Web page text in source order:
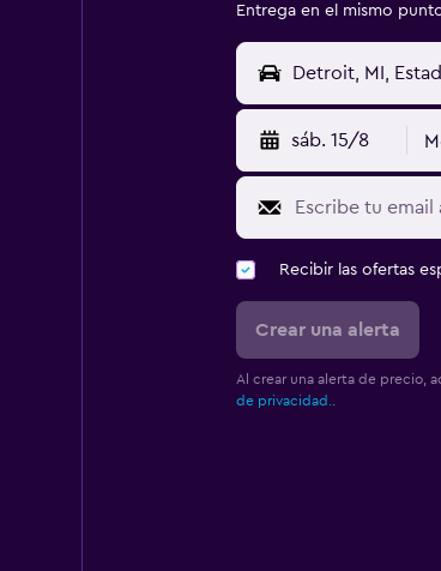
Entrega en el mismo
sáb. 15/8
Recibir las ofertas
Crear una alerta
Al crear una alerta de precio,
de privacidad.